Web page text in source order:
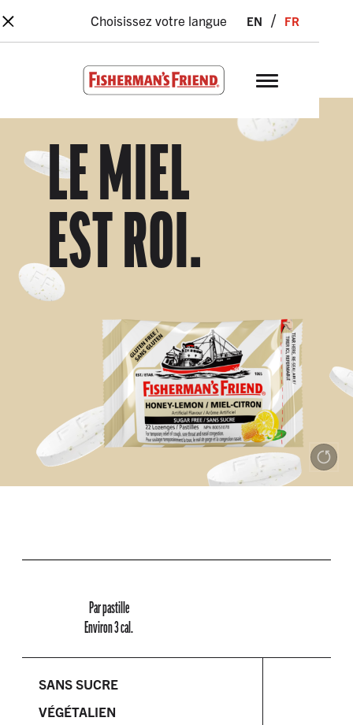
× Choisissez votre langue en fr
LE MIEL
EST ROI.
Par pastille
Environ 3 cal.
SANS SUCRE
VÉGÉTALIEN